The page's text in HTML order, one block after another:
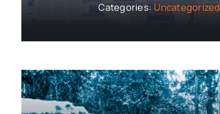
Categories:Uncategorized